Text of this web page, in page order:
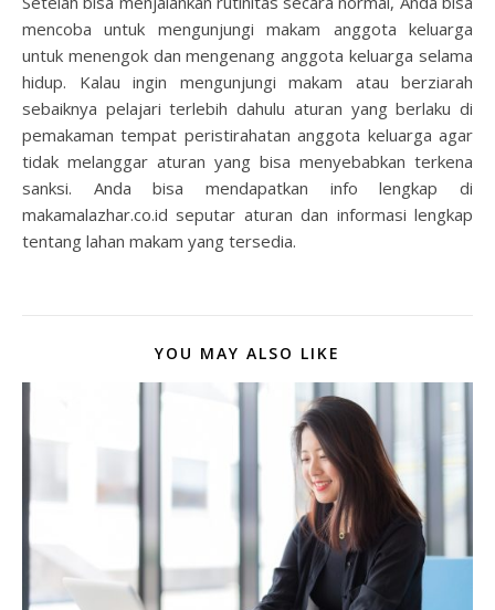
mencoba untuk mengunjungi makam anggota keluarga
untuk menengok dan mengenang anggota keluarga selama
hidup. Kalau ingin mengunjungi makam atau berziarah
sebaiknya pelajari terlebih dahulu aturan yang berlaku di
pemakaman tempat peristirahatan anggota keluarga agar
tidak melanggar aturan yang bisa menyebabkan terkena
sanksi. Anda bisa mendapatkan info lengkap di
makamalazhar.co.id seputar aturan dan informasi lengkap
tentang lahan makam yang tersedia.
YOU MAY ALSO LIKE